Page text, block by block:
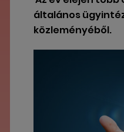
általános
közleményéből.